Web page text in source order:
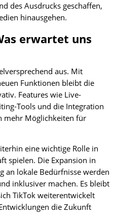
des Ausdrucks geschaffen,
hinausgehen.
erwartet uns
aus. Mit
Funktionen bleibt die
Features wie Live-
Tools und die Integration
mehr Möglichkeiten für
eine wichtige Rolle in
spielen. Die Expansion in
an lokale Bedürfnisse werden
inklusiver machen. Es bleibt
TikTok weiterentwickelt
die Zukunft